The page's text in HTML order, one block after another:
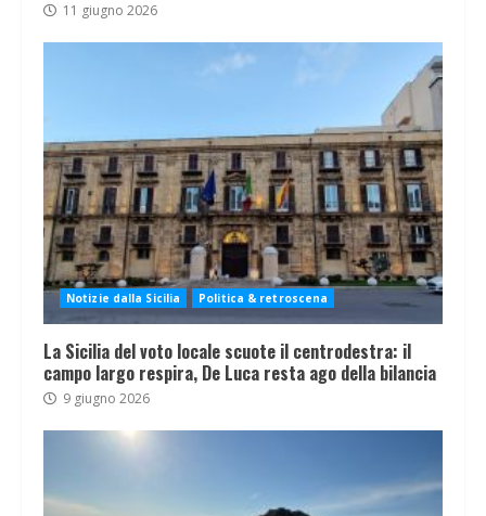
11 giugno 2026
Notizie dalla Sicilia Politica & retroscena
La Sicilia del voto locale scuote il centrodestra: il
campo largo respira, De Luca resta ago della bilancia
9 giugno 2026